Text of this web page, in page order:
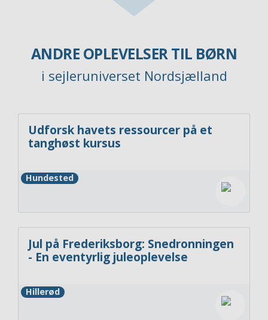
ANDRE OPLEVELSER TIL BØRN
i sejleruniverset Nordsjælland
Udforsk havets ressourcer på et
tanghøst kursus
Hundested
Jul på Frederiksborg: Snedronningen
- En eventyrlig juleoplevelse
Hillerød